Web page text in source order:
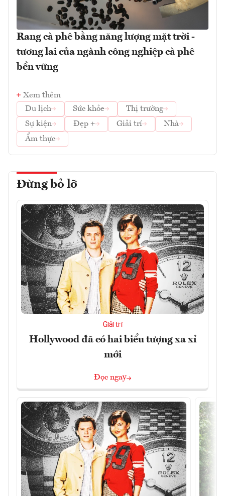
Rang cà phê bằng năng lượng mặt trời -
tương lai của ngành công nghiệp cà phê
bền vững
Xem thêm
Du lịch
Sức khỏe
Thị trường
Sự kiện
Đẹp + Giải trí
Nhà
Ẩm thực
Đừng bỏ lỡ
Giải trí
Hollywood đã có hai biểu tượng xa xỉ
mới
Đọc ngay